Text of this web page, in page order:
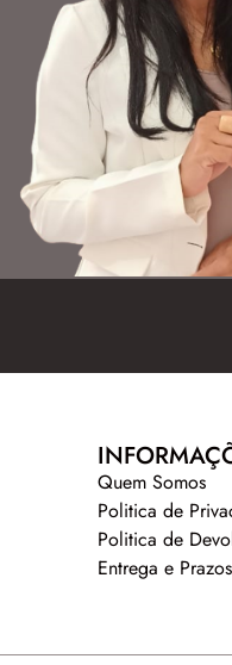
Quem Somos
Politica de
Politica de
Entrega e Prazos